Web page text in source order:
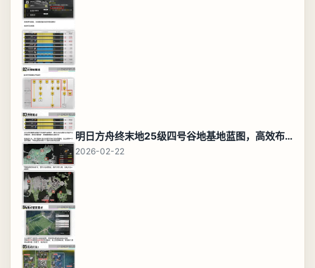
明日方舟终末地25级四号谷地基地蓝图，高效布局规划
2026-02-22